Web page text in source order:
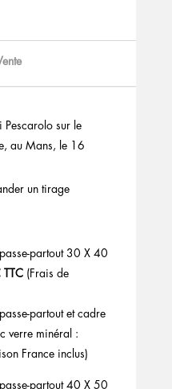
Pescarolo sur le
au Mans, le 16
un tirage
partout 30 X 40
(Frais de
partout et cadre
verre minéral :
France inclus)
partout 40 X 50